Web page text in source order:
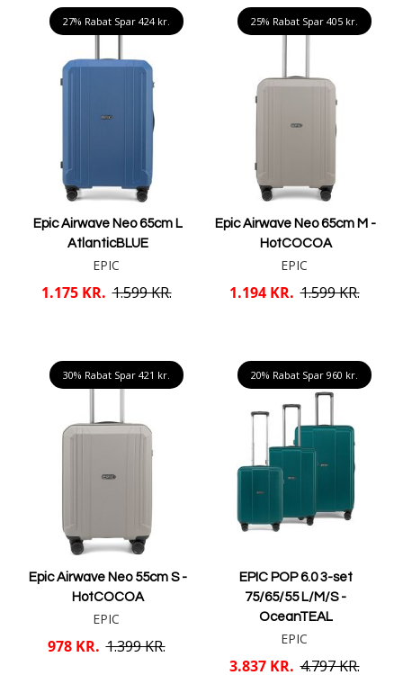
27% Rabat Spar 424 kr.
Epic Airwave Neo 65cm L
AtlanticBLUE
EPIC
1.175 KR. 1.599 KR.
25% Rabat Spar 405 kr.
Epic Airwave Neo 65cm M -
HotCOCOA
EPIC
1.194 KR. 1.599 KR.
30% Rabat Spar 421 kr.
Epic Airwave Neo 55cm S -
HotCOCOA
EPIC
978 KR. 1.399 KR.
20% Rabat Spar 960 kr.
EPIC POP 6.0 3-set
75/65/55 L/M/S -
OceanTEAL
EPIC
3.837 KR. 4.797 KR.